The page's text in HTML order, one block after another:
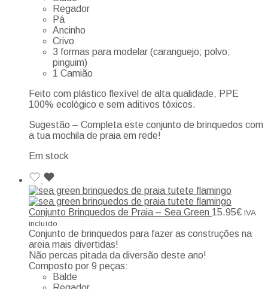
Regador
Pá
Ancinho
Crivo
3 formas para modelar (caranguejo; polvo;
pinguim)
1 Camião
Feito com plástico flexível de alta qualidade, PPE
100% ecológico e sem aditivos tóxicos.
Sugestão – Completa este conjunto de brinquedos com
a tua mochila de praia em rede!
Em stock
Conjunto Brinquedos de Praia – Sea Green 15.95€ IVA
incluído
Conjunto de brinquedos para fazer as construções na
areia mais divertidas!
Não percas pitada da diversão deste ano!
Composto por 9 peças:
Balde